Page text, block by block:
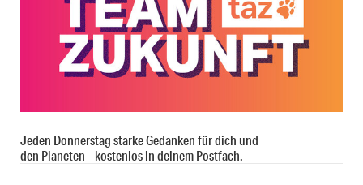
Jeden Donnerstag starke Gedanken für dich und
den Planeten – kostenlos in deinem Postfach.